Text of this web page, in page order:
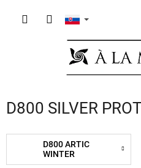
D800 SILVER
D800 ARTIC
WINTER